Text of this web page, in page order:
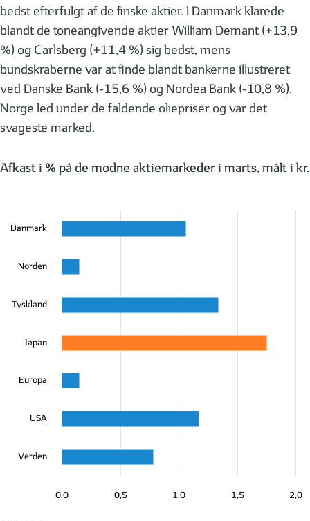
bedst efterfulgt af de finske aktier. I Danmark klarede
blandt de toneangivende aktier William Demant (+13,9
%) og Carlsberg (+11,4 %) sig bedst, mens
bundskraberne var at finde blandt bankerne illustreret
ved Danske Bank (-15,6 %) og Nordea Bank (-10,8 %).
Norge led under de faldende oliepriser og var det
svageste marked.
Afkast i % på de modne aktiemarkeder i marts, målt i kr.
Danmark
Norden
Tyskland
Japan
Europa
USA
Verden
0,0 0,5 1,0 1,5 2,0